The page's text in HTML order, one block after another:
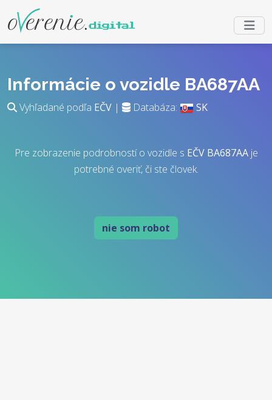
Informácie o vozidle BA687AA
Vyhľadané podľa EČV | Databáza: SK
Pre zobrazenie podrobností o vozidle s EČV BA687AAje
potrebné overiť, či ste človek.
nie som robot